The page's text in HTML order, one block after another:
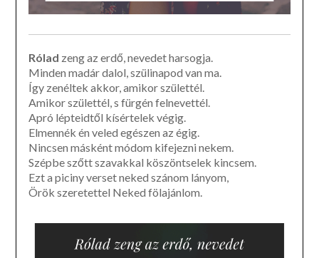
Rólad zeng az erdő, nevedet harsogja.
Minden madár dalol, szülinapod van ma.
Így zenéltek akkor, amikor születtél.
Amikor születtél, s fürgén felnevettél.
Apró lépteidtől kísértelek végig.
Elmennék én veled egészen az égig.
Nincsen másként módom kifejezni nekem.
Szépbe szőtt szavakkal köszöntselek kincsem.
Ezt a piciny verset neked szánom lányom,
Örök szeretettel Neked fölajánlom.